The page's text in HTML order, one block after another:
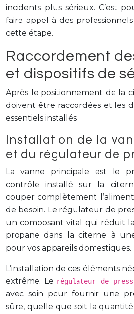
incidents plus sérieux. C’est
faire appel à des
cette étape.
Raccordement
et dispositifs de
Après le positionnement de la
doivent être raccordées et les
essentiels installés.
Installation de la
et du régulateur de
La vanne principale est le
contrôle installé sur la
couper complètement
de besoin. Le régulateur de
un composant vital qui réduit
propane dans la citerne à
pour vos appareils domestiques.
L’installation de ces éléments
extrême. Le régulateur de
avec soin pour fournir une
sûre, quelle que soit la